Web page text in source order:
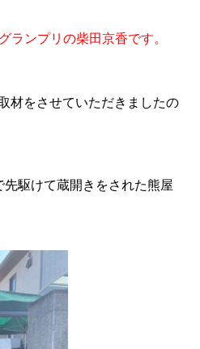
ランプリの柴田京香です。
材をさせていただきましたの
駆けて蔵開きをされた熊屋